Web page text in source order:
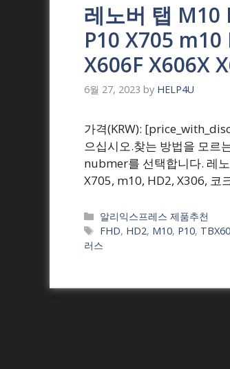
레노버 탭 M10
P10 X705
X606F X606X
6월 27, 2023 by HELP4U
가격(KRW):
으십시오.찾는 방법을 모르
nubmer를 선택합니다. 레
X705, m10, HD2, X306, 코
Categories
알리익스프레스 제품추천
Tags
FHD, HD2, M10, P10,
러스